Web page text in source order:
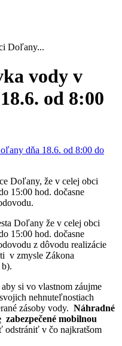
Doľany...
vody v
od 8:00
Doľany, že v celej obci
15:00 hod. dočasne
Doľany že v celej obci
15:00 hod. dočasne
z dôvodu realizácie
v zmysle Zákona
si vo vlastnom záujme
nehnuteľnostiach
zásoby vody. Náhradné
zabezpečené mobilnou
odstrániť v čo najkratšom